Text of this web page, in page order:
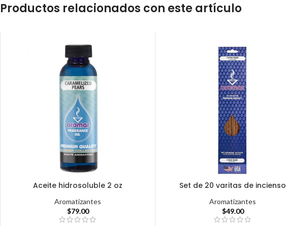
Productos relacionados con este artículo
Aceite hidrosoluble 2 oz
Aromatizantes
$79.00
Set de 20 varitas de incienso
Aromatizantes
$49.00